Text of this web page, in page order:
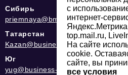
Сибирь
priemnaya@bmag42.ru
Татарстан
Kazan@business-magazine.online
Юг
yug@business-magazine.online
с
интернет-
top.mail.ru,
На сайте
cookie.
сайте, вы
все условия